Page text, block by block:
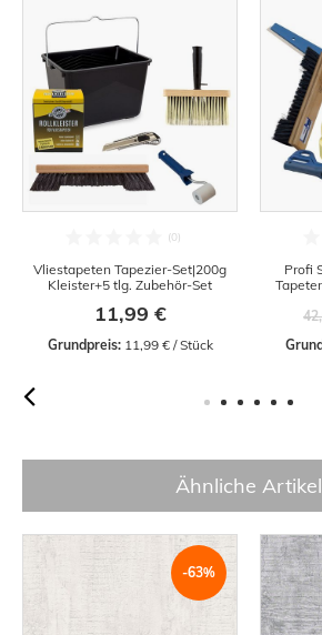
Vliestapeten Tapezier-Set|200g
Kleister+5 tlg. Zubehör-Set
11,99 €
Grundpreis: 11,99 € / Stück
Profi
Ähnliche Artikel
-63%